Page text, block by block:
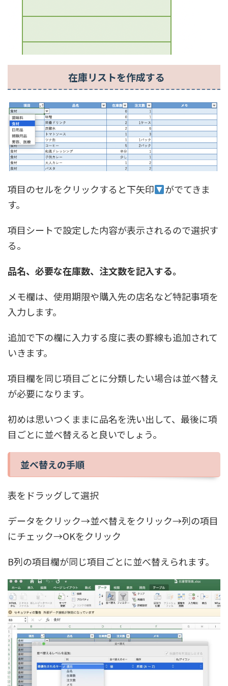
在庫リストを作成する
項目のセルをクリックすると下矢印
がでてきま
す。
項目シートで設定した内容が表示されるので選択す
る。
品名、必要な在庫数、注文数を記入する。
メモ欄は、使用期限や購入先の店名など特記事項を
入力します。
追加で下の欄に入力する度に表の罫線も追加されて
いきます。
項目欄を同じ項目ごとに分類したい場合は並べ替え
が必要になります。
初めは思いつくままに品名を洗い出して、最後に項
目ごとに並べ替えると良いでしょう。
並べ替えの手順
表をドラッグして選択
データをクリック→並べ替えをクリック→列の項目
にチェック→OKをクリック
B列の項目欄が同じ項目ごとに並べ替えられます。